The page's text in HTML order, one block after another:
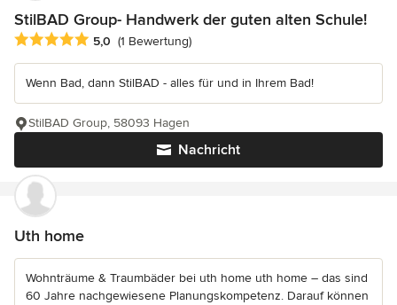
StilBAD Group- Handwerk der guten alten Schule!
Durchschnittliche Bewertung: 5 von 5 Sternen
5,0 (1 Bewertung)
Wenn Bad, dann StilBAD - alles für und in Ihrem Bad!
Nachricht
StilBAD Group, 58093 Hagen
Uth home
Wohnträume & Traumbäder bei uth home uth home – das sind
60 Jahre nachgewiesene Planungskompetenz. Darauf können